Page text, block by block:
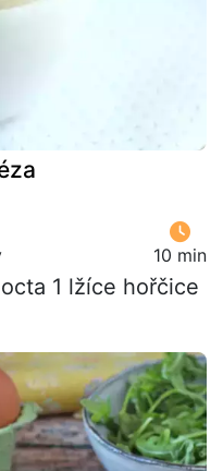
10 min
1 lžíce hořčice